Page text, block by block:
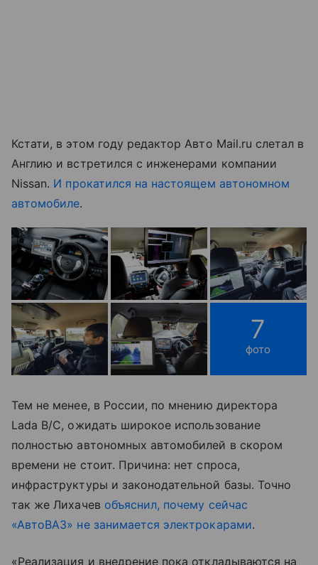
Кстати, в этом году редактор Авто Mail.ru слетал в
Англию и встретился с инженерами компании
Nissan. И прокатился на настоящем автономном
автомобиле.
7
фото
Тем не менее, в России, по мнению директора
Lada B/C, ожидать широкое использование
полностью автономных автомобилей в скором
времени не стоит. Причина: нет спроса,
инфраструктуры и законодательной базы. Точно
так же Лихачев объяснил, почему сейчас
«АвтоВАЗ» не занимается электрокарами.
«Реализация и внедрение пока откладываются на